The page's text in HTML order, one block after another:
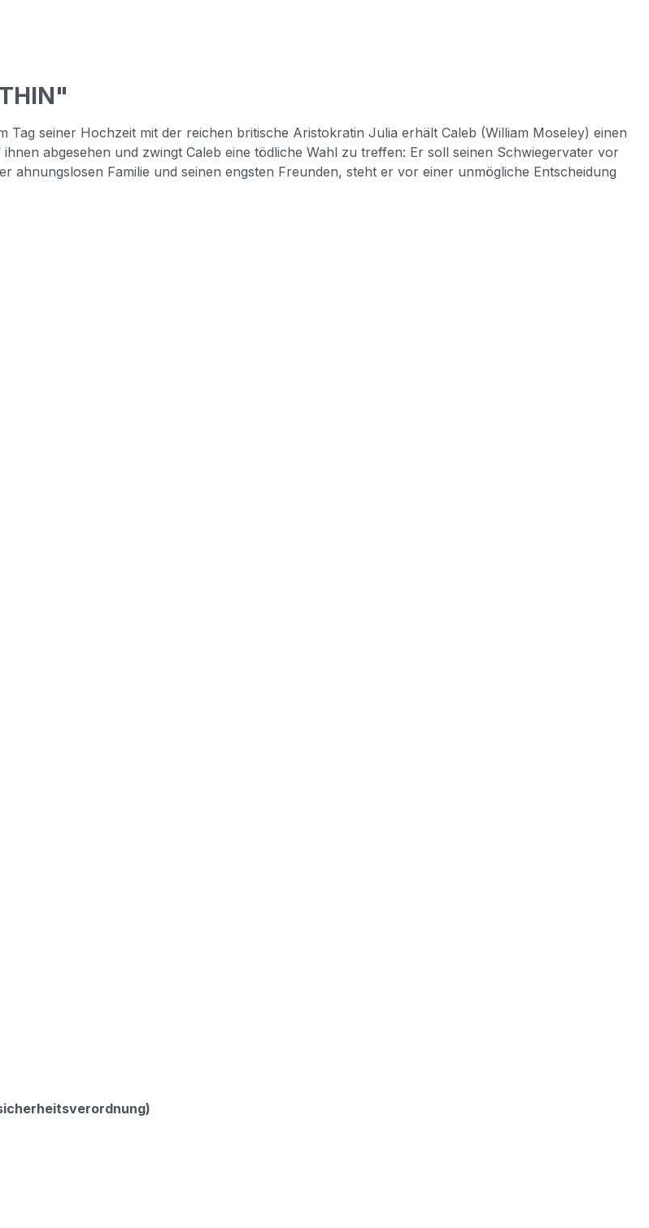
seiner Hochzeit mit der reichen britische Aristokratin Julia erhält Caleb (William Moseley) einen
abgesehen und zwingt Caleb eine tödliche Wahl zu treffen: Er soll seinen Schwiegervater vor
ahnungslosen Familie und seinen engsten Freunden, steht er vor einer unmögliche Entscheidung